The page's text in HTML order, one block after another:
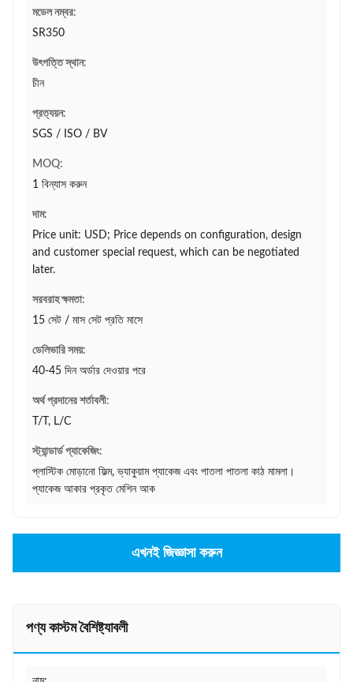
মডেল নম্বর:
SR350
উৎপত্তি স্থান:
চীন
প্রত্যয়ন:
SGS / ISO / BV
MOQ:
1 বিন্যাস করুন
দাম:
Price unit: USD; Price depends on configuration, design
and customer special request, which can be negotiated
later.
সরবরাহ ক্ষমতা:
15 সেট / মাস সেট প্রতি মাসে
ডেলিভারি সময়:
40-45 দিন অর্ডার দেওয়ার পরে
অর্থ প্রদানের শর্তাবলী:
T/T, L/C
স্ট্যান্ডার্ড প্যাকেজিং:
প্লাস্টিক মোড়ানো ফিল্ম, ভ্যাকুয়াম প্যাকেজ এবং পাতলা পাতলা কাঠ মামলা।
প্যাকেজ আকার প্রকৃত মেশিন আক
এখনই জিজ্ঞাসা করুন
পণ্য কাস্টম বৈশিষ্ট্যাবলী